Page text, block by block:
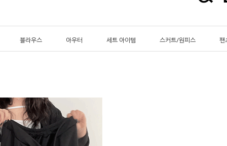
블라우스 아우터 세트 아이템 스커트/원피스 팬